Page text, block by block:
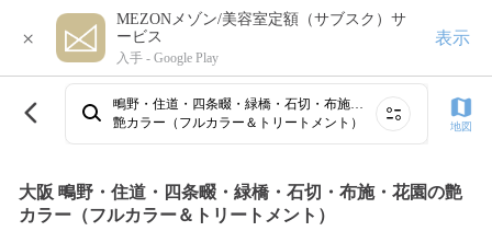
×
MEZONメゾン/美容室定額（サブスク）サ
ービス
入手 - Google Play
表示
鴫野・住道・四条畷・緑橋・石切・布施・花園
艶カラー（フルカラー＆トリートメント）
地図
大阪 鴫野・住道・四条畷・緑橋・石切・布施・花園の艶
カラー（フルカラー＆トリートメント）